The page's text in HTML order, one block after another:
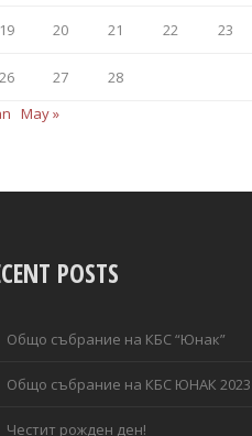
20 21 22 23
27
28
May »
POSTS
Общо събрание на КБС “Юнак”
Общо събрание на КБС ЮНАК 2023
Честит рожден ден!